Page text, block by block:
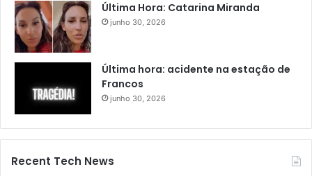
Última Hora: Catarina Miranda
junho 30, 2026
Última hora: acidente na estação de
Francos
junho 30, 2026
Recent Tech News